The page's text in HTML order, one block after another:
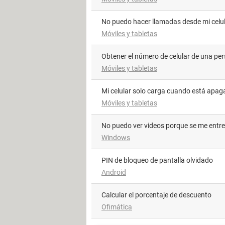
No puedo hacer llamadas desde mi
Móviles y tabletas
Obtener el número de celular de una
Móviles y tabletas
Mi celular solo carga cuando está
Móviles y tabletas
No puedo ver videos porque se me
Windows
PIN de bloqueo de pantalla olvidado
Android
Calcular el porcentaje de descuento
Ofimática